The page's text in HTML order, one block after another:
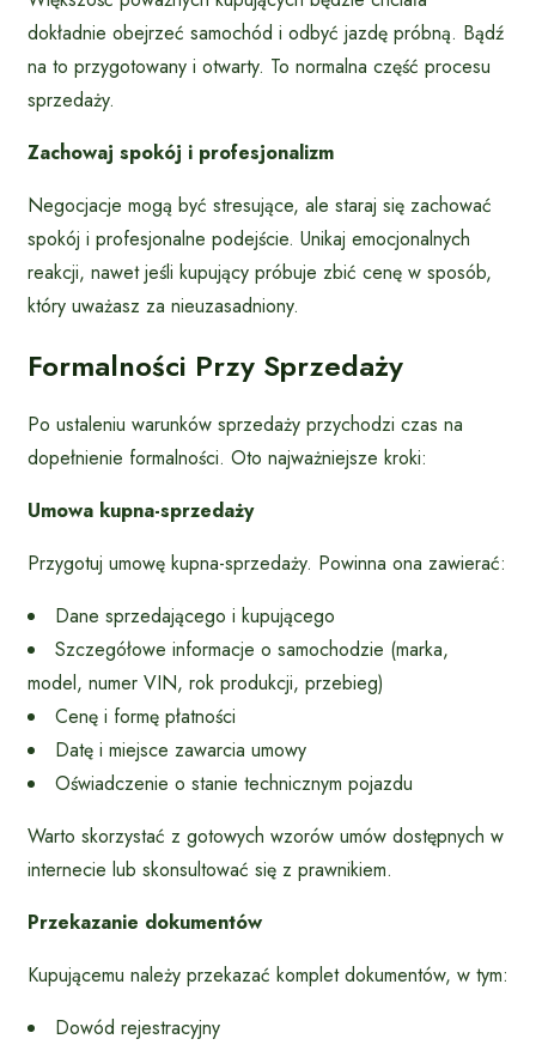
dokładnie obejrzeć samochód i odbyć jazdę próbną. Bądź
na to przygotowany i otwarty. To normalna część procesu
sprzedaży.
Zachowaj spokój i profesjonalizm
Negocjacje mogą być stresujące, ale staraj się zachować
spokój i profesjonalne podejście. Unikaj emocjonalnych
reakcji, nawet jeśli kupujący próbuje zbić cenę w sposób,
który uważasz za nieuzasadniony.
Formalności Przy Sprzedaży
Po ustaleniu warunków sprzedaży przychodzi czas na
dopełnienie formalności. Oto najważniejsze kroki:
Umowa kupna-sprzedaży
Przygotuj umowę kupna-sprzedaży. Powinna ona zawierać:
Dane sprzedającego i kupującego
Szczegółowe informacje o samochodzie (marka,
model, numer VIN, rok produkcji, przebieg)
Cenę i formę płatności
Datę i miejsce zawarcia umowy
Oświadczenie o stanie technicznym pojazdu
Warto skorzystać z gotowych wzorów umów dostępnych w
internecie lub skonsultować się z prawnikiem.
Przekazanie dokumentów
Kupującemu należy przekazać komplet dokumentów, w tym:
Dowód rejestracyjny